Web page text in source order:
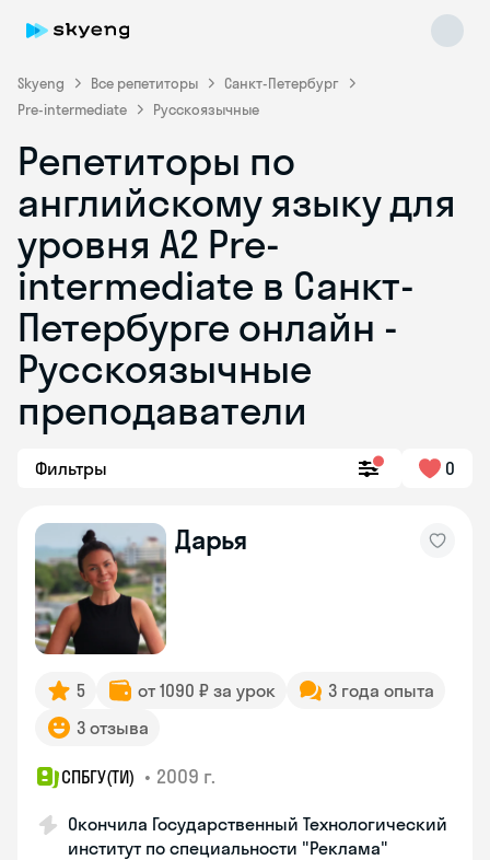
Skyeng Все репетиторы
Санкт-Петербург
Pre-intermediate
Русскоязычные
Репетиторы по
английскому языку для
уровня A2 Pre-
intermediate в Санкт-
Петербурге онлайн -
Русскоязычные
преподаватели
Фильтры 0
Дарья
5 от 1090 ₽ за урок
3 года опыта
3 отзыва
СПБГУ(ТИ) • 2009 г.
Окончила Государственный Технологический
институт по специальности "Реклама"
Skyeng Chat